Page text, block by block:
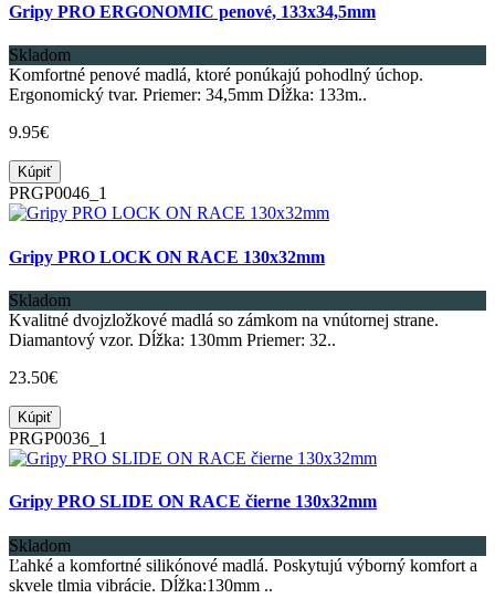
Gripy PRO ERGONOMIC penové, 133x34,5mm
Skladom
Komfortné penové madlá, ktoré ponúkajú pohodlný úchop.
Ergonomický tvar. Priemer: 34,5mm Dĺžka: 133m..
9.95€
Kúpiť
PRGP0046_1
Gripy PRO LOCK ON RACE 130x32mm
Skladom
Kvalitné dvojzložkové madlá so zámkom na vnútornej strane.
Diamantový vzor. Dĺžka: 130mm Priemer: 32..
23.50€
Kúpiť
PRGP0036_1
Gripy PRO SLIDE ON RACE čierne 130x32mm
Skladom
Ľahké a komfortné silikónové madlá. Poskytujú výborný komfort a
skvele tlmia vibrácie. Dĺžka:130mm ..